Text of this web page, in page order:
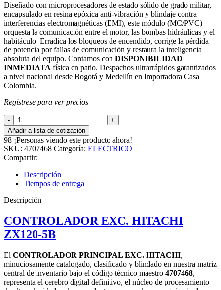
Diseñado con microprocesadores de estado sólido de grado militar,
encapsulado en resina epóxica anti-vibración y blindaje contra
interferencias electromagnéticas (EMI), este módulo (MC/PVC)
orquesta la comunicación entre el motor, las bombas hidráulicas y el
habitáculo. Erradica los bloqueos de encendido, corrige la pérdida
de potencia por fallas de comunicación y restaura la inteligencia
absoluta del equipo. Contamos con DISPONIBILIDAD
INMEDIATA física en patio. Despachos ultrarrápidos garantizados
a nivel nacional desde Bogotá y Medellín en Importadora Casa
Colombia.
Regístrese para ver precios
CONTROLADOR
EXC.
HITACHI
ZX120-
5B
cantidad
Añadir a lista de cotización
98 ¡Personas viendo este producto ahora!
SKU: 4707468 Categoría: ELECTRICO
Compartir:
Descripción
Tiempos de entrega
Descripción
CONTROLADOR EXC. HITACHI
ZX120-5B
El CONTROLADOR PRINCIPAL EXC. HITACHI,
minuciosamente catalogado, clasificado y blindado en nuestra matriz
central de inventario bajo el código técnico maestro 4707468,
representa el cerebro digital definitivo, el núcleo de procesamiento